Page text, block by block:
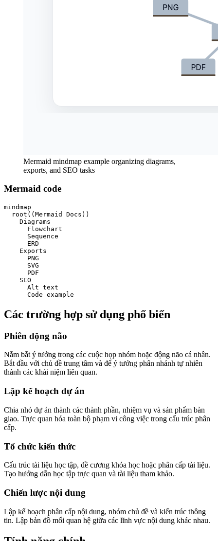
Mermaid mindmap example organizing diagrams,
exports, and SEO tasks
Mermaid code
mindmap
  root((Mermaid Docs))
    Diagrams
      Flowchart
      Sequence
      ERD
    Exports
      PNG
      SVG
      PDF
    SEO
      Alt text
      Code example
Các trường hợp sử dụng phổ biến
Phiên động não
Nắm bắt ý tưởng trong các cuộc họp nhóm hoặc động não cá nhân.
Bắt đầu với chủ đề trung tâm và để ý tưởng phân nhánh tự nhiên
thành các khái niệm liên quan.
Lập kế hoạch dự án
Chia nhỏ dự án thành các thành phần, nhiệm vụ và sản phẩm bàn
giao. Trực quan hóa toàn bộ phạm vi công việc trong cấu trúc phân
cấp.
Tổ chức kiến thức
Cấu trúc tài liệu học tập, đề cương khóa học hoặc phân cấp tài liệu.
Tạo hướng dẫn học tập trực quan và tài liệu tham khảo.
Chiến lược nội dung
Lập kế hoạch phân cấp nội dung, nhóm chủ đề và kiến trúc thông
tin. Lập bản đồ mối quan hệ giữa các lĩnh vực nội dung khác nhau.